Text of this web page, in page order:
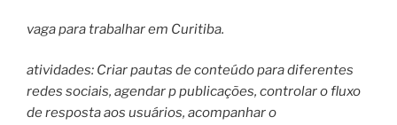
vaga para trabalhar em Curitiba.
atividades: Criar pautas de conteúdo para diferentes
redes sociais, agendar p publicações, controlar o fluxo
de resposta aos usuários, acompanhar o